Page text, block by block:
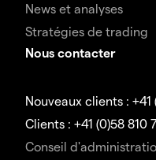
News et analyses
Stratégies de trading
Nous contacter
Nouveaux clients : +41
Clients : +41 (0)58 810
Conseil